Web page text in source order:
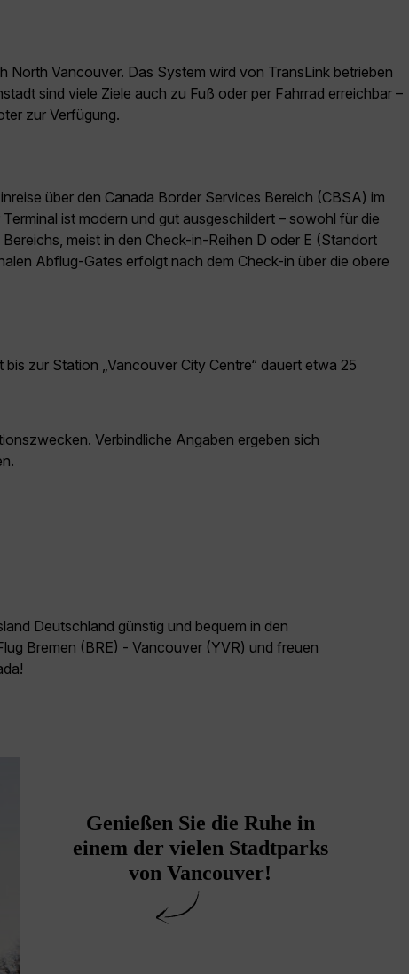
Vancouver. Das System wird von TransLink betrieben
sind viele Ziele auch zu Fuß oder per Fahrrad erreichbar –
zur Verfügung.
über den Canada Border Services Bereich (CBSA) im
ist modern und gut ausgeschildert – sowohl für die
meist in den Check-in-Reihen D oder E (Standort
Abflug-Gates erfolgt nach dem Check-in über die obere
zur Station „Vancouver City Centre“ dauert etwa 25
Verbindliche Angaben ergeben sich
Deutschland günstig und bequem in den
Bremen (BRE) - Vancouver (YVR) und freuen
Genießen Sie die Ruhe in
einem der vielen Stadtparks
von Vancouver!